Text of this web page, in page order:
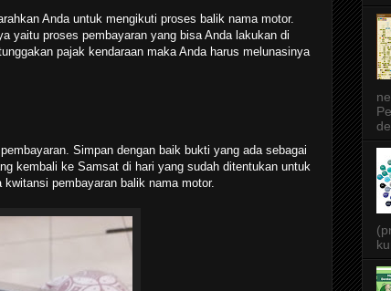
Anda untuk mengikuti proses balik nama motor.
yaitu proses pembayaran yang bisa Anda lakukan di
pajak kendaraan maka Anda harus melunasinya
Simpan dengan baik bukti yang ada sebagai
kembali ke Samsat di hari yang sudah ditentukan untuk
pembayaran balik nama motor.